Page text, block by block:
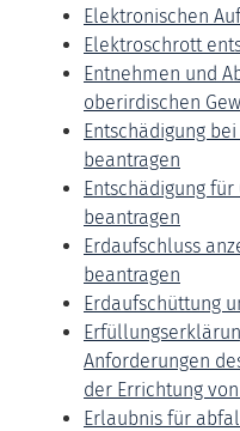
Elektronischen
Elektroschrott
Entnehmen und
oberirdischen
Entschädigung
beantragen
Entschädigung
beantragen
Erdaufschluss
beantragen
Erdaufschüttung
Anforderungen
der Errichtung
Erlaubnis für